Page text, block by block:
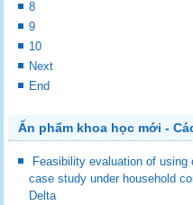
8
9
10
Next
End
Ấn phẩm khoa học mới -
Feasibility evaluation of
case study under household
Delta